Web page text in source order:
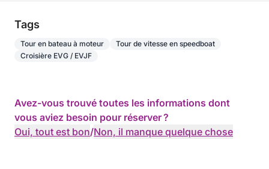
Tags
Tour en bateau à moteur
Tour de vitesse en speedboat
Croisière EVG / EVJF
Avez-vous trouvé toutes les informations dont
vous aviez besoin pour réserver ?
Oui, tout est bon/Non, il manque quelque chose